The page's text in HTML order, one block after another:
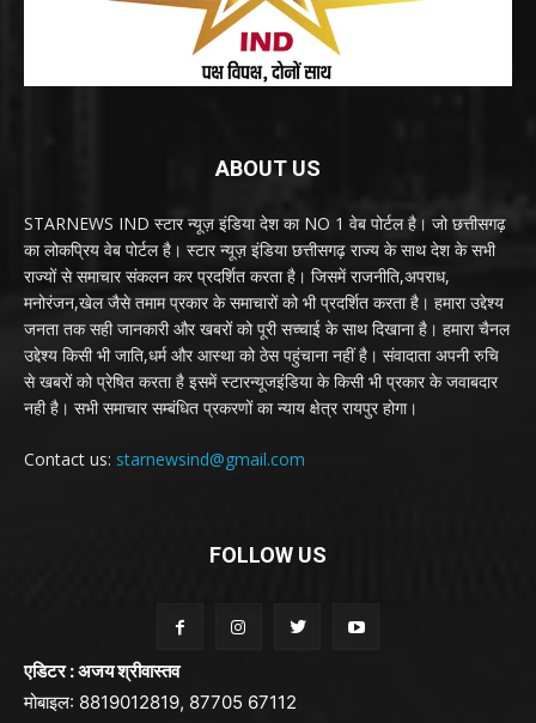
ABOUT US
STARNEWS IND स्टार न्यूज़ इंडिया देश का NO 1 वेब पोर्टल है। जो छत्तीसगढ़
का लोकप्रिय वेब पोर्टल है। स्टार न्यूज़ इंडिया छत्तीसगढ़ राज्य के साथ देश के सभी
राज्यों से समाचार संकलन कर प्रदर्शित करता है। जिसमें राजनीति,अपराध,
मनोरंजन,खेल जैसे तमाम प्रकार के समाचारों को भी प्रदर्शित करता है। हमारा उद्देश्य
जनता तक सही जानकारी और खबरों को पूरी सच्चाई के साथ दिखाना है। हमारा चैनल
उद्देश्य किसी भी जाति,धर्म और आस्था को ठेस पहुंचाना नहीं है। संवादाता अपनी रुचि
से खबरों को प्रेषित करता है इसमें स्टारन्यूजइंडिया के किसी भी प्रकार के जवाबदार
नही है। सभी समाचार सम्बंधित प्रकरणों का न्याय क्षेत्र रायपुर होगा।
Contact us: starnewsind@gmail.com
FOLLOW US
एडिटर : अजय श्रीवास्तव
मोबाइल: 8819012819, 87705 67112